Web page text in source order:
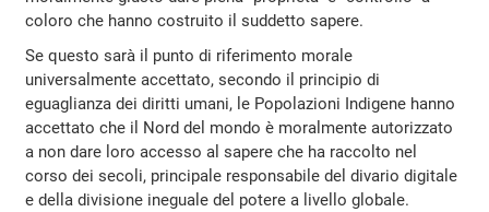
coloro che hanno costruito il suddetto sapere.
Se questo sarà il punto di riferimento morale
universalmente accettato, secondo il principio di
eguaglianza dei diritti umani, le Popolazioni Indigene hanno
accettato che il Nord del mondo è moralmente autorizzato
a non dare loro accesso al sapere che ha raccolto nel
corso dei secoli, principale responsabile del divario digitale
e della divisione ineguale del potere a livello globale.